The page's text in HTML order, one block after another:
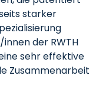
starker
der RWTH
sehr effektive
Zusammenarbeit